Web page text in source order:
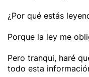
¿Por qué estás
Porque la ley me
Pero tranqui, haré
todo esta